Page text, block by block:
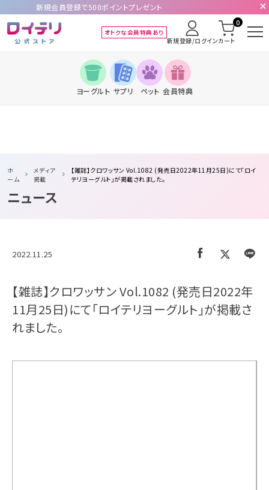
新規会員登録で500ポイントプレゼント
オトクな会員特典あり
新規登録/ログインカート
0
ヨーグルト サプリ ペット 会員特典
ホ
ーム
メディア
掲載
【雑誌】クロワッサン Vol.1082 (発売日2022年11月25日)にて「ロイ
テリヨーグルト」が掲載されました。
ニュース
2022.11.25
【雑誌】クロワッサン Vol.1082 (発売日2022年
11月25日)にて「ロイテリヨーグルト」が掲載さ
れました。